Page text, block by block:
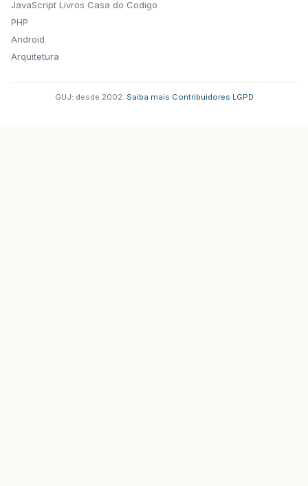
JavaScript
PHP
Android
Arquitetura
Livros Casa do Codigo
GUJ: desde 2002. Saiba mais Contribuidores LGPD